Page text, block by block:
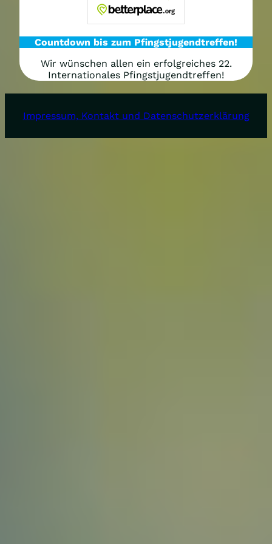
Countdown bis zum Pfingstjugendtreffen!
Wir wünschen allen ein erfolgreiches 22.
Internationales Pfingstjugendtreffen!
Impressum, Kontakt und Datenschutzerklärung